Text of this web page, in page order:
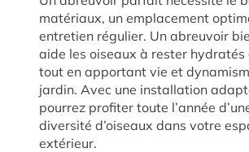
matériaux, un emplacement
entretien régulier. Un abreuvoir
aide les oiseaux à rester hydratés
tout en apportant vie et
jardin. Avec une installation
pourrez profiter toute l’année
diversité d’oiseaux dans votre
extérieur.